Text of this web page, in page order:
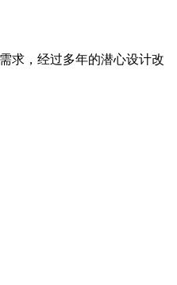
求，经过多年的潜心设计改